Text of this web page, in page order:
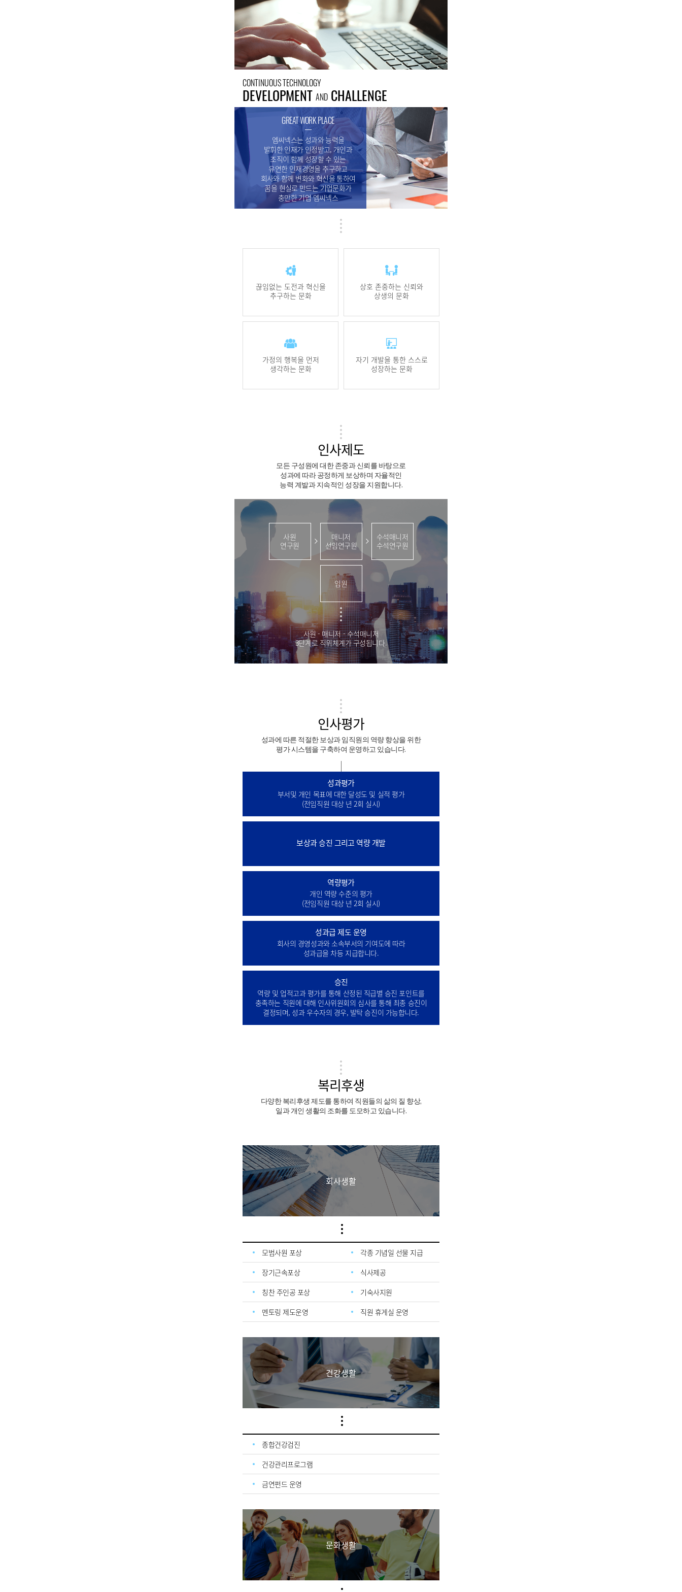
CONTINUOUS TECHNOLOGY
DEVELOPMENT AND CHALLENGE
GREAT WORK PLACE
엠씨넥스는 성과와 능력을
발휘한 인재가 인정받고, 개인과
조직이 함께 성장할 수 있는
유연한 인재경영을 추구하고
회사와 함께 변화와 혁신을 통하여
꿈을 현실로 만드는 기업문화가
충만한 기업 엠씨넥스
끊임없는 도전과 혁신을
추구하는 문화
상호 존중하는 신뢰와
상생의 문화
가정의 행복을 먼저
생각하는 문화
자기 개발을 통한 스스로
성장하는 문화
인사제도
모든 구성원에 대한 존중과 신뢰를 바탕으로
성과에 따라 공정하게 보상하며 자율적인
능력 계발과 지속적인 성장을 지원합니다.
사원
연구원
매니저
선임연구원
수석매니저
수석연구원
임원
사원 - 매니저 - 수석매니저
3단계로 직위체계가 구성됩니다.
인사평가
성과에 따른 적절한 보상과 임직원의 역량 향상을 위한
평가 시스템을 구축하여 운영하고 있습니다.
성과평가
부서및 개인 목표에 대한 달성도 및 실적 평가
(전임직원 대상 년 2회 실시)
보상과 승진 그리고 역량 개발
역량평가
개인 역량 수준의 평가
(전임직원 대상 년 2회 실시)
성과급 제도 운영
회사의 경영성과와 소속부서의 기여도에 따라
성과급을 차등 지급합니다.
승진
역량 및 업적고과 평가를 통해 산정된 직급별 승진 포인트를
충족하는 직원에 대해 인사위원회의 심사를 통해 최종 승진이
결정되며, 성과 우수자의 경우, 발탁 승진이 가능합니다.
복리후생
다양한 복리후생 제도를 통하여 직원들의 삶의 질 향상,
일과 개인 생활의 조화를 도모하고 있습니다.
회사생활
모범사원 포상
각종 기념일 선물 지급
장기근속포상
식사제공
칭찬 주인공 포상
기숙사지원
멘토링 제도운영
직원 휴게실 운영
건강생활
종합건강검진
건강관리프로그램
금연펀드 운영
문화생활